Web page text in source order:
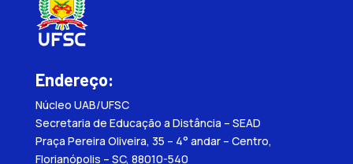
Endereço:
Núcleo UAB/UFSC
Secretaria de Educação a Distância – SEAD
Praça Pereira Oliveira, 35 – 4° andar – Centro,
Florianópolis – SC, 88010-540